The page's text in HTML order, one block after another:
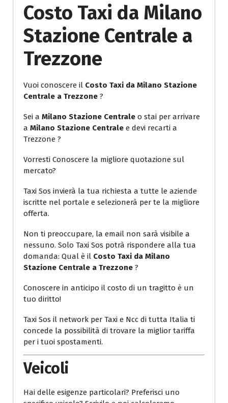
Costo Taxi da Milano
Stazione Centrale a
Trezzone
Vuoi conoscere il Costo Taxi da Milano Stazione
Centrale a Trezzone ?
Sei a Milano Stazione Centrale o stai per arrivare
a Milano Stazione Centrale e devi recarti a
Trezzone ?
Vorresti Conoscere la migliore quotazione sul
mercato?
Taxi Sos invierà la tua richiesta a tutte le aziende
iscritte nel portale e selezionerà per te la migliore
offerta.
Non ti preoccupare, la email non sarà visibile a
nessuno. Solo Taxi Sos potrà rispondere alla tua
domanda: Qual è il Costo Taxi da Milano
Stazione Centrale a Trezzone ?
Conoscere in anticipo il costo di un tragitto è un
tuo diritto!
Taxi Sos il network per Taxi e Ncc di tutta Italia ti
concede la possibilità di trovare la miglior tariffa
per i tuoi spostamenti.
Veicoli
Hai delle esigenze particolari? Preferisci uno